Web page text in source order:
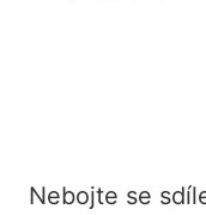
Nebojte se